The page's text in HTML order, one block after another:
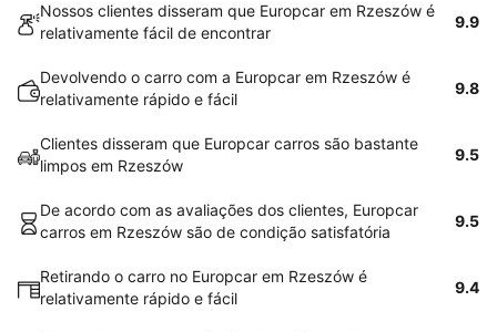
Nossos clientes disseram que Europcar em Rzeszów é
relativamente fácil de encontrar
9.9
Devolvendo o carro com a Europcar em Rzeszów é
relativamente rápido e fácil
9.8
Clientes disseram que Europcar carros são bastante
limpos em Rzeszów
9.5
De acordo com as avaliações dos clientes, Europcar
carros em Rzeszów são de condição satisfatória
9.5
Retirando o carro no Europcar em Rzeszów é
relativamente rápido e fácil
9.4